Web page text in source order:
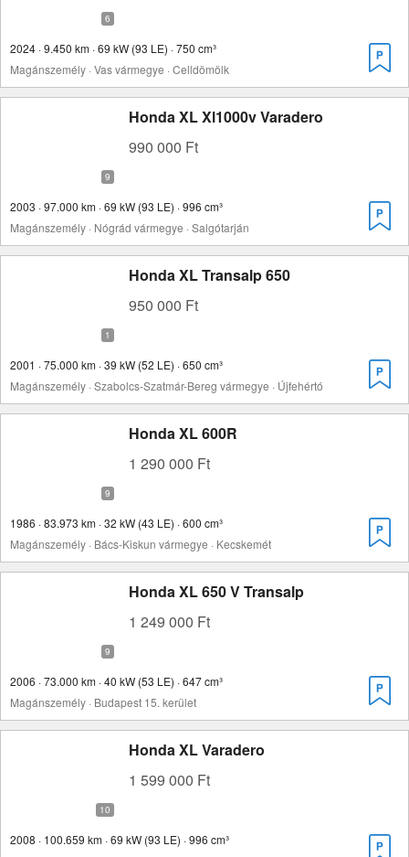
2024 · 9.450 km · 69 kW (93 LE) · 750 cm³
Magánszemély · Vas vármegye · Celldömölk
Honda XL Xl1000v Varadero
990 000 Ft
2003 · 97.000 km · 69 kW (93 LE) · 996 cm³
Magánszemély · Nógrád vármegye · Salgótarján
Honda XL Transalp 650
950 000 Ft
2001 · 75.000 km · 39 kW (52 LE) · 650 cm³
Magánszemély · Szabolcs-Szatmár-Bereg vármegye · Újfehértó
Honda XL 600R
1 290 000 Ft
1986 · 83.973 km · 32 kW (43 LE) · 600 cm³
Magánszemély · Bács-Kiskun vármegye · Kecskemét
Honda XL 650 V Transalp
1 249 000 Ft
2006 · 73.000 km · 40 kW (53 LE) · 647 cm³
Magánszemély · Budapest 15. kerület
Honda XL Varadero
1 599 000 Ft
2008 · 100.659 km · 69 kW (93 LE) · 996 cm³